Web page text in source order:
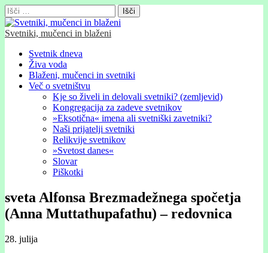
Išči:
Svetniki, mučenci in blaženi
Glavni
meni
Skip
content
Svetnik dneva
Živa voda
Blaženi, mučenci in svetniki
Več o svetništvu
Kje so živeli in delovali svetniki? (zemljevid)
Kongregacija za zadeve svetnikov
»Eksotična« imena ali svetniški zavetniki?
Naši prijatelji svetniki
Relikvije svetnikov
»Svetost danes«
Slovar
Piškotki
sveta Alfonsa Brezmadežnega spočetja
(Anna Muttathupafathu) – redovnica
28. julija